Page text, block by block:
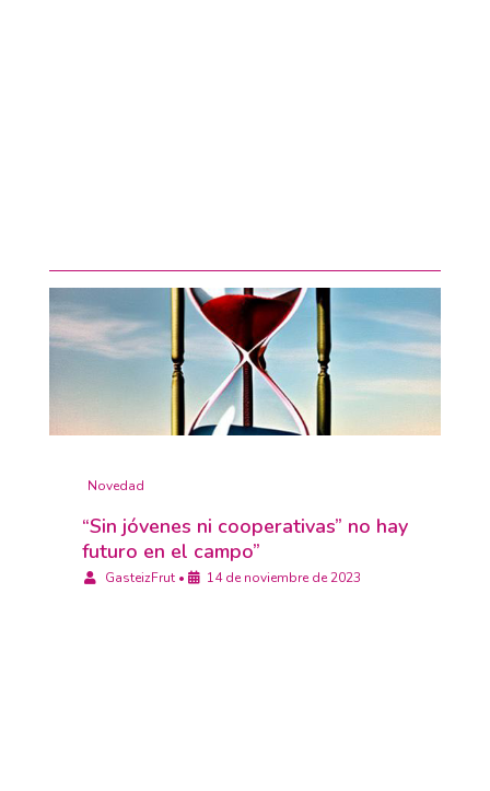
Novedad
“Sin jóvenes ni cooperativas” no hay
futuro en el campo”
GasteizFrut • 14 de noviembre de 2023